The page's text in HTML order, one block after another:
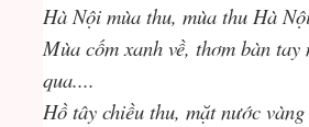
Hà Nội mùa thu, mùa thu Hà
Mùa cốm xanh về, thơm bàn
qua....
Hồ tây chiều thu, mặt nước